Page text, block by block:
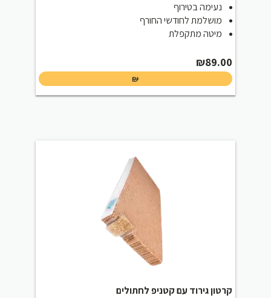
נעימה בטירוף
מושלמת לחודשי החורף
מיטה מתקפלת
₪89.00
₪
קרטון גירוד עם קטניפ לחתולים